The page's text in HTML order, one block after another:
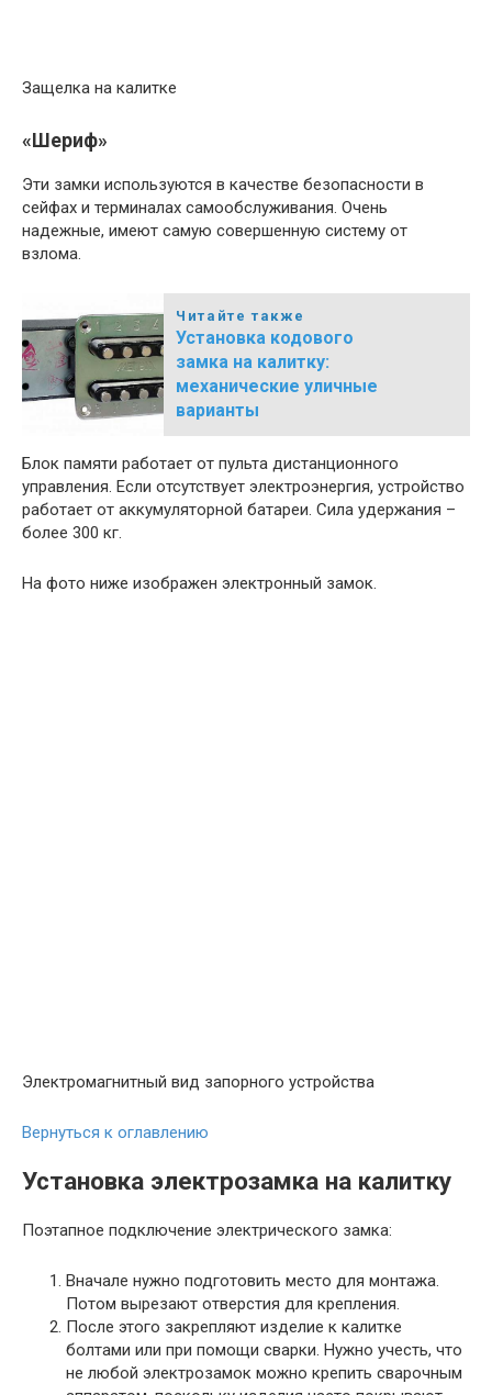
Защелка на калитке
«Шериф»
Эти замки используются в качестве безопасности в
сейфах и терминалах самообслуживания. Очень
надежные, имеют самую совершенную систему от
взлома.
Читайте также
Установка кодового
замка на калитку:
механические уличные
варианты
Блок памяти работает от пульта дистанционного
управления. Если отсутствует электроэнергия, устройство
работает от аккумуляторной батареи. Сила удержания –
более 300 кг.
На фото ниже изображен электронный замок.
Электромагнитный вид запорного устройства
Вернуться к оглавлению
Установка электрозамка на калитку
Поэтапное подключение электрического замка:
Вначале нужно подготовить место для монтажа.
Потом вырезают отверстия для крепления.
После этого закрепляют изделие к калитке
болтами или при помощи сварки. Нужно учесть, что
не любой электрозамок можно крепить сварочным